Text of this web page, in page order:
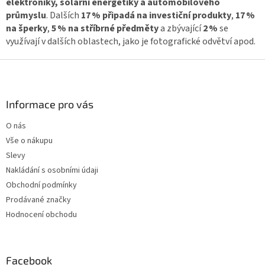
i
s
u
průmyslu. Dalších 17 % připadá na investiční produkty, 17 %
na šperky,5 % na stříbrné předmětya zbývající2 %se
využívají v dalších oblastech, jako je fotografické odvětví apod.
Informace pro vás
O nás
Vše o nákupu
Slevy
Nakládání s osobními údaji
Obchodní podmínky
Prodávané značky
Hodnocení obchodu
Facebook